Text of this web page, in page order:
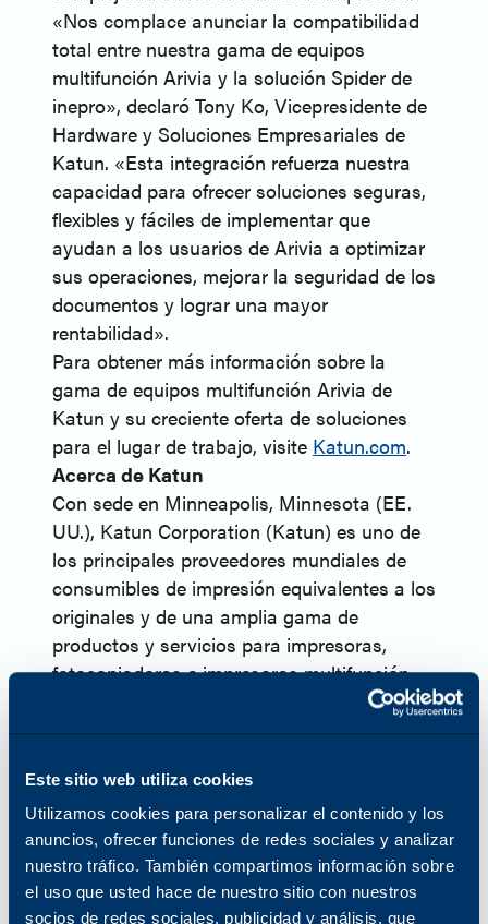
Este sitio web utiliza cookies
Utilizamos cookies para personalizar el contenido y los
anuncios, ofrecer funciones de redes sociales y analizar
nuestro tráfico. También compartimos información sobre
el uso que usted hace de nuestro sitio con nuestros
socios de redes sociales, publicidad y análisis, que
«Nos complace anunciar la compatibilidad
total entre nuestra gama de equipos
multifunción Arivia y la solución Spider de
inepro», declaró Tony Ko, Vicepresidente de
Hardware y Soluciones Empresariales de
Katun. «Esta integración refuerza nuestra
capacidad para ofrecer soluciones seguras,
flexibles y fáciles de implementar que
ayudan a los usuarios de Arivia a optimizar
sus operaciones, mejorar la seguridad de los
documentos y lograr una mayor
rentabilidad».
Para obtener más información sobre la
gama de equipos multifunción Arivia de
Katun y su creciente oferta de soluciones
para el lugar de trabajo, visite Katun.com.
Acerca de Katun
Con sede en Minneapolis, Minnesota (EE.
UU.), Katun Corporation (Katun) es uno de
los principales proveedores mundiales de
consumibles de impresión equivalentes a los
originales y de una amplia gama de
productos y servicios para impresoras,
fotocopiadoras e impresoras multifunción
(MFP). En 2024, Katun lanzó Arivia, su
primera línea de impresoras multifunción.
experiencia en el sector de la tecnología de
oficina y presta servicio a aproximadamente
8000 distribuidor en todo el mundo.
Aprovechando su amplia experiencia en el
sector, Katun tiene como objetivo ofrecer a